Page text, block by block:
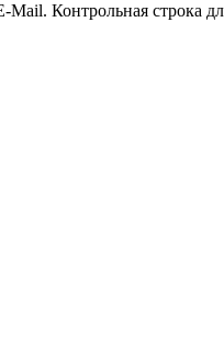
Mail. Контрольная строка